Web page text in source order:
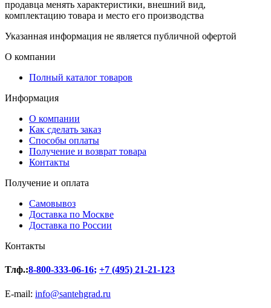
продавца менять характеристики, внешний вид,
комплектацию товара и место его производства
Указанная информация не является публичной офертой
О компании
Полный каталог товаров
Информация
О компании
Как сделать заказ
Способы оплаты
Получение и возврат товара
Контакты
Получение и оплата
Самовывоз
Доставка по Москве
Доставка по России
Контакты
Тлф.:8-800-333-06-16; +7 (495) 21-21-123
E-mail: info@santehgrad.ru